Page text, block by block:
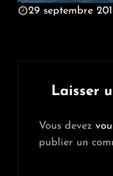
POSTED
29 septembre
Laisser
Vous devez
publier un